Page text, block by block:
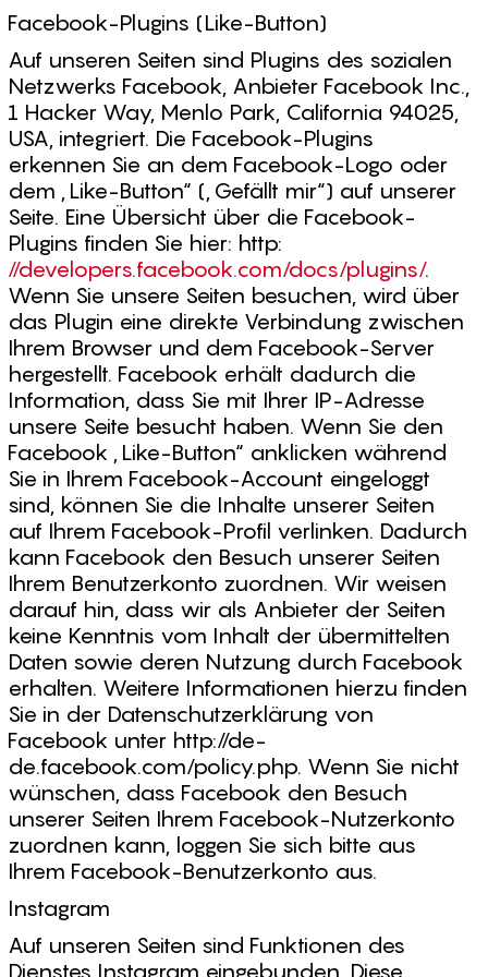
Facebook-Plugins (Like-Button)
Auf unseren Seiten sind Plugins des sozialen
Netzwerks Facebook, Anbieter Facebook Inc.,
1 Hacker Way, Menlo Park, California 94025,
USA, integriert. Die Facebook-Plugins
erkennen Sie an dem Facebook-Logo oder
dem „Like-Button“ („Gefällt mir“) auf unserer
Seite. Eine Übersicht über die Facebook-
Plugins finden Sie hier: http:
//developers.facebook.com/docs/plugins/.
Wenn Sie unsere Seiten besuchen, wird über
das Plugin eine direkte Verbindung zwischen
Ihrem Browser und dem Facebook-Server
hergestellt. Facebook erhält dadurch die
Information, dass Sie mit Ihrer IP-Adresse
unsere Seite besucht haben. Wenn Sie den
Facebook „Like-Button“ anklicken während
Sie in Ihrem Facebook-Account eingeloggt
sind, können Sie die Inhalte unserer Seiten
auf Ihrem Facebook-Profil verlinken. Dadurch
kann Facebook den Besuch unserer Seiten
Ihrem Benutzerkonto zuordnen. Wir weisen
darauf hin, dass wir als Anbieter der Seiten
keine Kenntnis vom Inhalt der übermittelten
Daten sowie deren Nutzung durch Facebook
erhalten. Weitere Informationen hierzu finden
Sie in der Datenschutzerklärung von
Facebook unter http://de-
de.facebook.com/policy.php. Wenn Sie nicht
wünschen, dass Facebook den Besuch
unserer Seiten Ihrem Facebook-Nutzerkonto
zuordnen kann, loggen Sie sich bitte aus
Ihrem Facebook-Benutzerkonto aus.
Instagram
Auf unseren Seiten sind Funktionen des
Dienstes Instagram eingebunden. Diese